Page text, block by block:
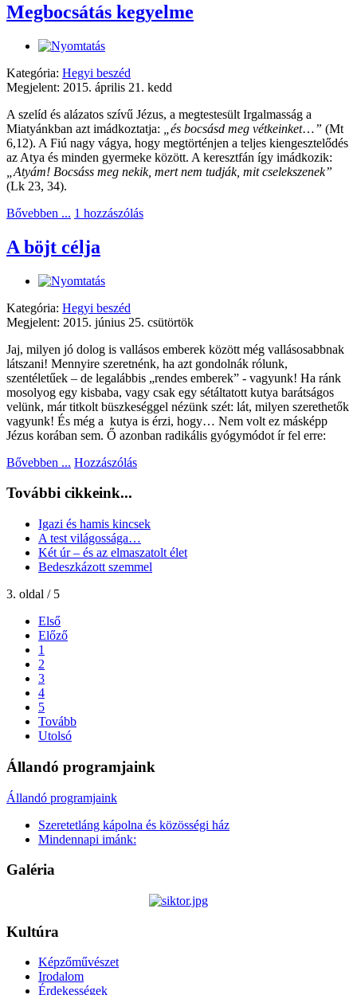
Megbocsátás kegyelme
Kategória: Hegyi beszéd
Megjelent: 2015. április 21. kedd
A szelíd és alázatos szívű Jézus, a megtestesült Irgalmasság a
Miatyánkban azt imádkoztatja:
és bocsásd meg vétkeinket…” (Mt
6,12). A Fiú nagy vágya, hogy megtörténjen a teljes kiengesztelődés
az Atya és minden gyermeke között. A keresztfán így imádkozik:
Atyám! Bocsáss meg nekik, mert nem tudják, mit cselekszenek”
(Lk 23, 34).
Bővebben ... 1 hozzászólás
A böjt célja
Kategória: Hegyi beszéd
Megjelent: 2015. június 25. csütörtök
Jaj, milyen jó dolog is vallásos emberek között még vallásosabbnak
látszani! Mennyire szeretnénk, ha azt gondolnák rólunk,
szentéletűek – de legalábbis „rendes emberek” - vagyunk! Ha ránk
mosolyog egy kisbaba, vagy csak egy sétáltatott kutya barátságos
velünk, már titkolt büszkeséggel nézünk szét: lát, milyen szerethetők
vagyunk! És még a kutya is érzi, hogy… Nem volt ez másképp
Jézus korában sem. Ő azonban radikális gyógymódot ír fel erre:
Bővebben ... Hozzászólás
További cikkeink...
Igazi és hamis kincsek
A test világossága…
Két úr – és az elmaszatolt élet
Bedeszkázott szemmel
3. oldal / 5
Első
Előző
1
2
3
4
5
Tovább
Utolsó
Állandó programjaink
Állandó programjaink
Szeretetláng kápolna és közösségi ház
Mindennapi imánk:
Galéria
Kultúra
Képzőművészet
Irodalom
Érdekességek